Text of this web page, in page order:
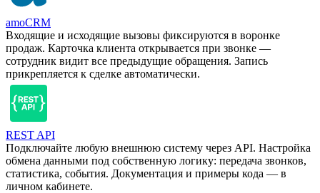
amoCRM
Входящие и исходящие вызовы фиксируются в воронке
продаж. Карточка клиента открывается при звонке —
сотрудник видит все предыдущие обращения. Запись
прикрепляется к сделке автоматически.
REST API
Подключайте любую внешнюю систему через API. Настройка
обмена данными под собственную логику: передача звонков,
статистика, события. Документация и примеры кода — в
личном кабинете.